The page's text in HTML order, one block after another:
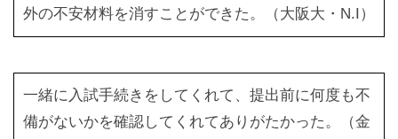
外の不安材料を消すことができた。（大阪大・N.I）
一緒に入試手続きをしてくれて、提出前に何度も不
備がないかを確認してくれてありがたかった。（金